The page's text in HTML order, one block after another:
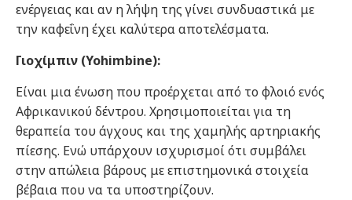
ενέργειας και αν η λήψη της γίνει συνδυαστικά με
την καφεΐνη έχει καλύτερα αποτελέσματα.
Γιοχίμπιν (Yohimbine):
Είναι μια ένωση που προέρχεται από το φλοιό ενός
Αφρικανικού δέντρου. Χρησιμοποιείται για τη
θεραπεία του άγχους και της χαμηλής αρτηριακής
πίεσης. Ενώ υπάρχουν ισχυρισμοί ότι συμβάλει
στην απώλεια βάρους με επιστημονικά στοιχεία
βέβαια που να τα υποστηρίζουν.